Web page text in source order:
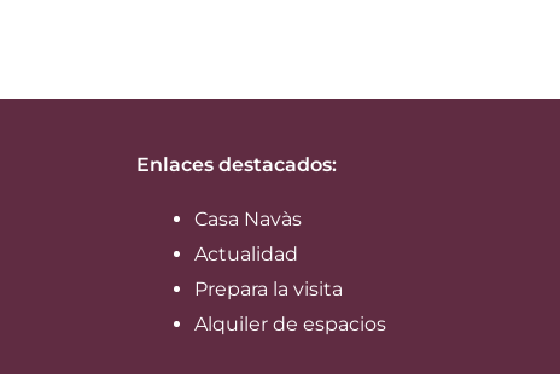
Enlaces destacados:
Casa Navàs
Actualidad
Prepara la visita
Alquiler de espacios